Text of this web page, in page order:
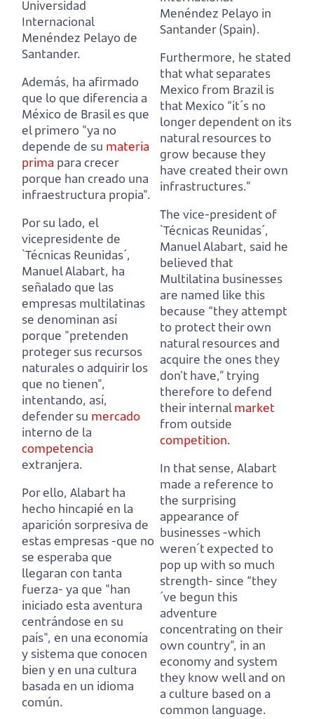
Universidad
Internacional
Menéndez Pelayo de
Santander.
Además, ha afirmado
que lo que diferencia a
México de Brasil es que
el primero "ya no
depende de su materia
prima para crecer
porque han creado una
infraestructura propia".
Por su lado, el
vicepresidente de
`Técnicas Reunidas´,
Manuel Alabart, ha
señalado que las
empresas multilatinas
se denominan así
porque "pretenden
proteger sus recursos
naturales o adquirir los
que no tienen",
intentando, así,
defender su mercado
interno de la
competencia
extranjera.
Por ello, Alabart ha
hecho hincapié en la
aparición sorpresiva de
estas empresas -que no
se esperaba que
llegaran con tanta
fuerza- ya que "han
iniciado esta aventura
centrándose en su
país", en una economía
y sistema que conocen
bien y en una cultura
basada en un idioma
común.
Menéndez Pelayo in
Santander (Spain).
Furthermore, he stated
that what separates
Mexico from Brazil is
that Mexico “it´s no
longer dependent on its
natural resources to
grow because they
have created their own
infrastructures.”
The vice-president of
`Técnicas Reunidas´,
Manuel Alabart, said he
believed that
Multilatina businesses
are named like this
because “they attempt
to protect their own
natural resources and
acquire the ones they
don’t have,” trying
therefore to defend
their internalmarket
from outside
competition.
In that sense, Alabart
made a reference to
the surprising
appearance of
businesses -which
weren´t expected to
pop up with so much
strength- since “they
´ve begun this
adventure
concentrating on their
own country”, in an
economy and system
they know well and on
a culture based on a
common language.